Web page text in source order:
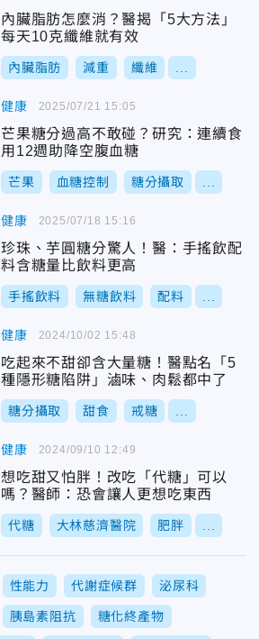
內臟脂肪怎麼消？醫揭「5大方法」
每天10克纖維就有效
內臟脂肪 減重 纖維
健康
芒果糖分過高不敢碰？研究：連續食
用12週助降空腹血糖
芒果 血糖控制 糖分攝取
2025/07/21 15:05
健康
珍珠、芋圓糖分驚人！醫：手搖飲配
料含糖量比飲料更高
手搖飲料 無糖飲料 配料
2025/07/18 15:16
健康
吃起來不甜卻含大量糖！醫點名「5
種隱形糖陷阱」滷味、肉鬆都中了
糖分攝取 甜食 戒糖
2024/10/02 15:48
健康
想吃甜又怕胖！改吃「代糖」可以
嗎？醫師：恐會讓人更想吃東西
代糖 大林慈濟醫院 肥胖
2024/09/10 12:49
性能力 代謝症候群 泌尿科
胰島素阻抗 糖化終產物